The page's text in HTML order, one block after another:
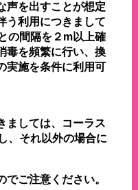
声を出すことが想定
う利用につきまして
の間隔を２m以上確
毒を頻繁に行い、換
実施を条件に利用可
ましては、コーラス
、それ以外の場合に
ご注意ください。